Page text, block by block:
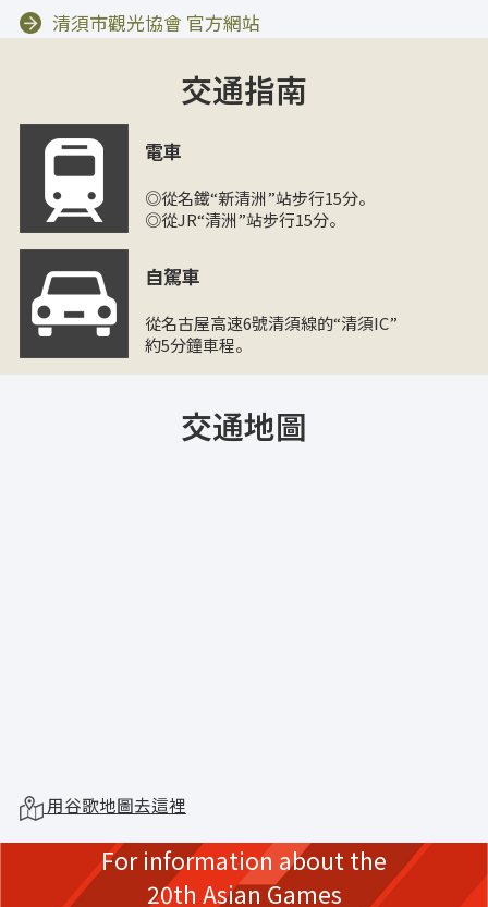
清須市觀光協會 官方網站
交通指南
電車
◎從名鐵“新清洲”站步行15分。
◎從JR“清洲”站步行15分。
自駕車
從名古屋高速6號清須線的“清須IC”
約5分鐘車程。
交通地圖
用谷歌地圖去這裡
For information about the
20th Asian Games